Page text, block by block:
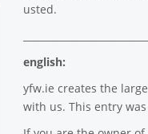
usted.
english:
yfw.ie creates the
with us. This entry